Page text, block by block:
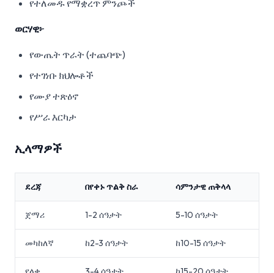
የተለመዱ የማቋረጥ ምንጮች
ወርሃዊ፦
የውጤት ጥራት (ተጨባጭ)
የተገነቡ ክህሎቶች
የሙያ ተጽዕኖ
የሥራ እርካታ
ኢላማዎች
ደረጃ በየቀኑ ጥልቅ ስራ ሳምንታዊ ጠቅላላ
ጀማሪ 1-2 ሰዓታት 5-10 ሰዓታት
መካከለኛ ከ2-3 ሰዓታት ከ10-15 ሰዓታት